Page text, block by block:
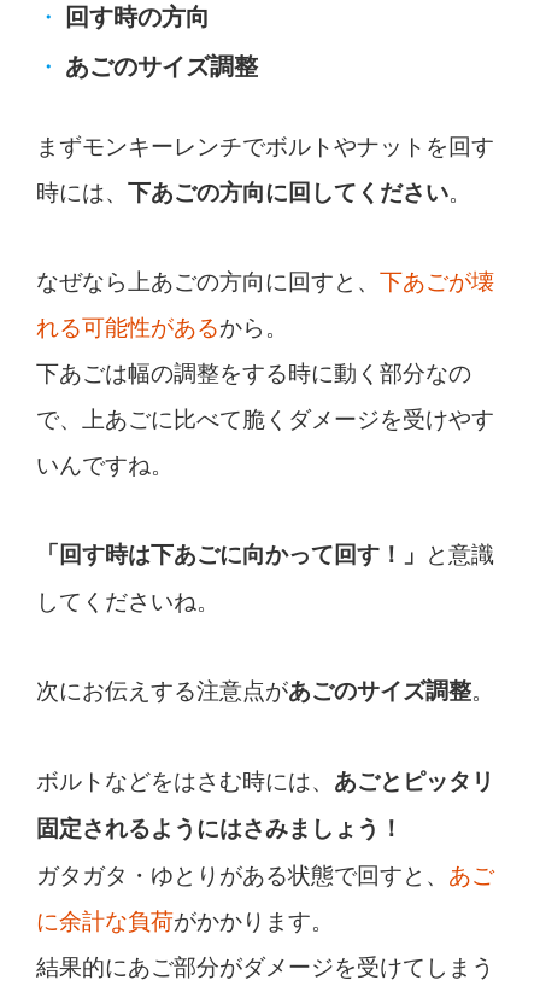
回す時の方向
あごのサイズ調整
まずモンキーレンチでボルトやナットを回す
時には、 下あごの方向に回してください。
なぜなら上あごの方向に回すと、 下あごが壊
れる可能性があるから。
下あごは幅の調整をする時に動く部分なの
で、上あごに比べて脆くダメージを受けやす
いんですね。
「回す時は下あごに向かって回す！」 と意識
してくださいね。
次にお伝えする注意点があごのサイズ調整。
ボルトなどをはさむ時には、 あごとピッタリ
固定されるようにはさみましょう！
ガタガタ・ゆとりがある状態で回すと、 あご
に余計な負荷がかかります。
結果的にあご部分がダメージを受けてしまう